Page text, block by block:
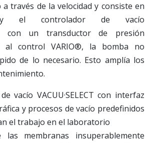
través de la velocidad y consiste en
el controlador de vacío
con un transductor de presión
al control VARIO®, la bomba no
de lo necesario. Esto amplía los
vacío VACUU·SELECT con interfaz
y procesos de vacío predefinidos
el trabajo en el laboratorio
membranas insuperablemente